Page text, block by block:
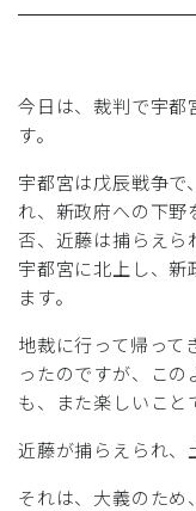
今日は、裁判で宇都
す。
宇都宮は戊辰戦争で
れ、新政府への下
否、近藤は捕らえら
宇都宮に北上し、新
ます。
地裁に行って帰って
ったのですが、こ
も、また楽しいこと
近藤が捕らえられ、
それは、大義のため